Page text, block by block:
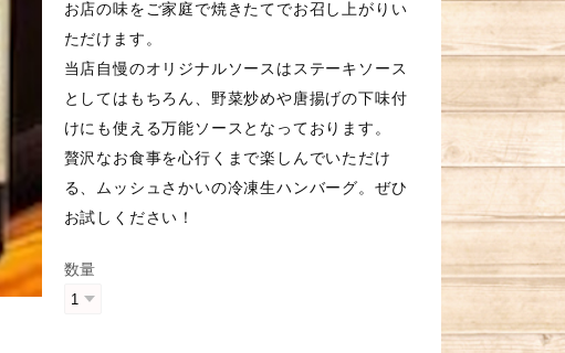
お店の味をご家庭で焼きたてでお召し上がりい
ただけます。
当店自慢のオリジナルソースはステーキソース
としてはもちろん、野菜炒めや唐揚げの下味付
けにも使える万能ソースとなっております。
贅沢なお食事を心行くまで楽しんでいただけ
る、ムッシュさかいの冷凍生ハンバーグ。ぜひ
お試しください！
数量